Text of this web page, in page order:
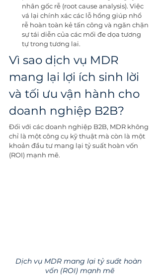
nhân gốc rễ (root cause analysis). Việc
vá lại chính xác các lỗ hổng giúp nhổ
rễ hoàn toàn kẻ tấn công và ngăn chặn
sự tái diễn của các mối đe dọa tương
tự trong tương lai.
Vì sao dịch vụ MDR
mang lại lợi ích sinh lời
và tối ưu vận hành cho
doanh nghiệp B2B?
Đối với các doanh nghiệp B2B, MDR không
chỉ là một công cụ kỹ thuật mà còn là một
khoản đầu tư mang lại tỷ suất hoàn vốn
(ROI) mạnh mẽ.
Dịch vụ MDR mang lại tỷ suất hoàn
vốn (ROI) mạnh mẽ